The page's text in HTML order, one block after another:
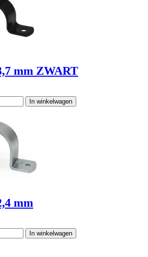
mm ZWART
In winkelwagen
mm
In winkelwagen